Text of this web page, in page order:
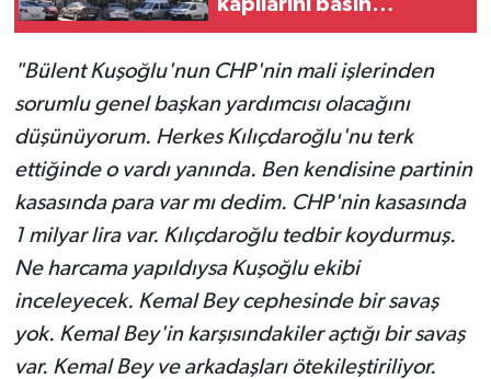
kapılarını basın
mensuplarına açtı
"Bülent Kuşoğlu'nun CHP'nin mali işlerinden
sorumlu genel başkan yardımcısı olacağını
düşünüyorum. Herkes Kılıçdaroğlu'nu terk
ettiğinde o vardı yanında. Ben kendisine partinin
kasasında para var mı dedim. CHP'nin kasasında
1 milyar lira var. Kılıçdaroğlu tedbir koydurmuş.
Ne harcama yapıldıysa Kuşoğlu ekibi
inceleyecek. Kemal Bey cephesinde bir savaş
yok. Kemal Bey'in karşısındakiler açtığı bir savaş
var. Kemal Bey ve arkadaşları ötekileştiriliyor.